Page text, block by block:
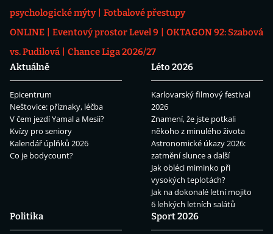
psychologické mýty
Fotbalové přestupy
ONLINE
Eventový prostor Level 9
OKTAGON 92: Szabová
vs. Pudilová
Chance Liga 2026/27
Aktuálně
Epicentrum
Neštovice: příznaky, léčba
V čem jezdí Yamal a Mesii?
Kvízy pro seniory
Kalendář úplňků 2026
Co je bodycount?
Léto 2026
Karlovarský filmový festival
2026
Znamení, že jste potkali
někoho z minulého života
Astronomické úkazy 2026:
zatmění slunce a další
Jak obléci miminko při
vysokých teplotách?
Jak na dokonalé letní mojito
6 lehkých letních salátů
Politika
Sport 2026